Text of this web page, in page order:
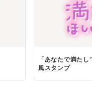
「あなたで満たし
風スタンプ